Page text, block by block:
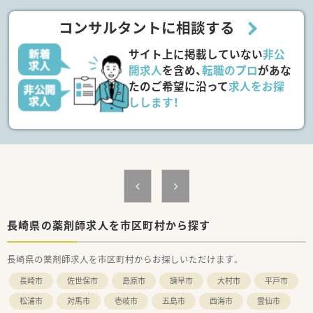
【事務】受付3名、調剤補助1名
********************************
＼手厚いサポートが魅力のファルマスタッフ／
■万全のサポート体制：2名体制で担当がつきしっかりサポート！
■各種保険を完備：社会保険(週20時間以上)/雇用保険/薬剤師賠
償責任保険
■充実の休暇制度：有給休暇(6ヶ月以上勤務)、夏季休暇、慶弔休
ご希望条件に合わせて求人をお探しします！
コンサルタントに相談する
サイト上に掲載していない非公
開求人を含め、転職のプロがあな
たのご希望に沿って求人をお探
しします！
長崎県の薬剤師求人を市区町村から探す
長崎県の薬剤師求人を市区町村からお探しいただけます。
長崎市 佐世保市 島原市 諫早市 大村市
平戸市
松浦市
対馬市 壱岐市 五島市 西海市
雲仙市